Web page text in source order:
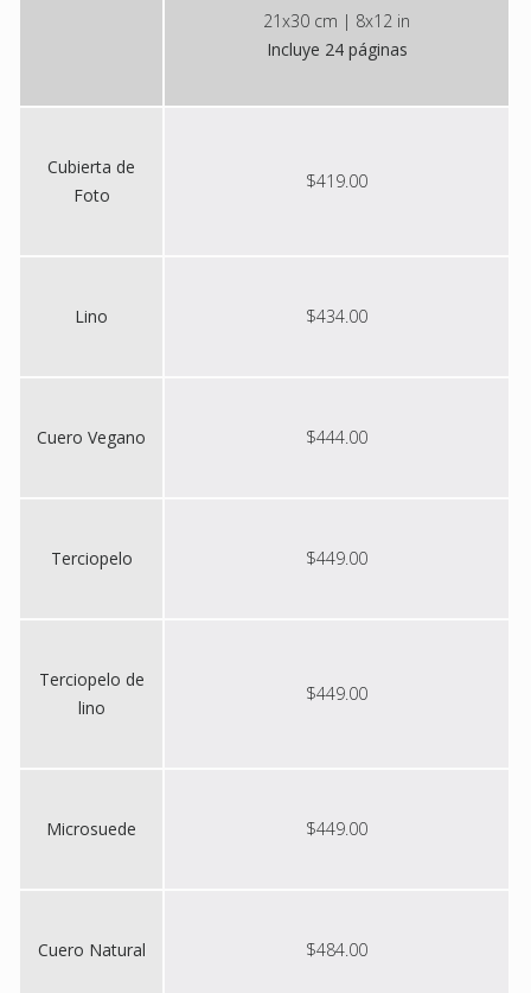
21x30 cm | 8x12 in
Incluye 24 páginas
Cubierta de
Foto
$419.00
Lino $434.00
Cuero Vegano $444.00
Terciopelo $449.00
Terciopelo de
lino
$449.00
Microsuede $449.00
Cuero Natural $484.00